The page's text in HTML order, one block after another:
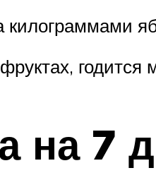
годится
на 7